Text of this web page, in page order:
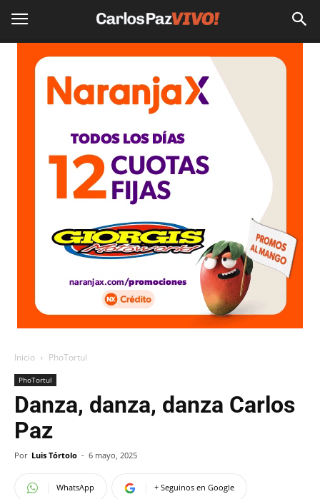
Inicio PhoTortul
PhoTortul
Danza, danza, danza Carlos
Paz
Por Luis Tórtolo - 6 mayo, 2025
WhatsApp + Seguinos en Google